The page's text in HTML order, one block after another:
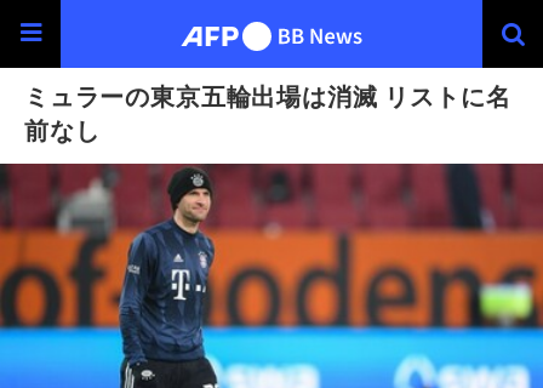
ミュラーの東京五輪出場は消滅 リストに名
前なし